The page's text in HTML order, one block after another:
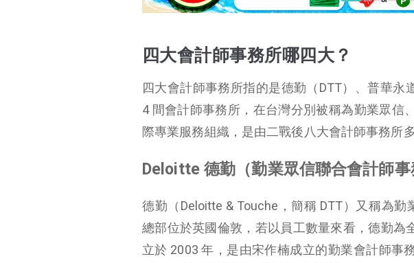
四大會計師事務所哪四大？
四大會計師事務所指的是德勤（DTT）、普華永
4 間會計師事務所，在台灣分別被稱為勤業眾信
際專業服務組織，是由二戰後八大會計師事務所
Deloitte 德勤（勤業眾信聯合會計師事
德勤（Deloitte & Touche，簡稱 DTT）又稱為
總部位於英國倫敦，若以員工數量來看，德勤
立於 2003 年，是由宋作楠成立的勤業會計師事